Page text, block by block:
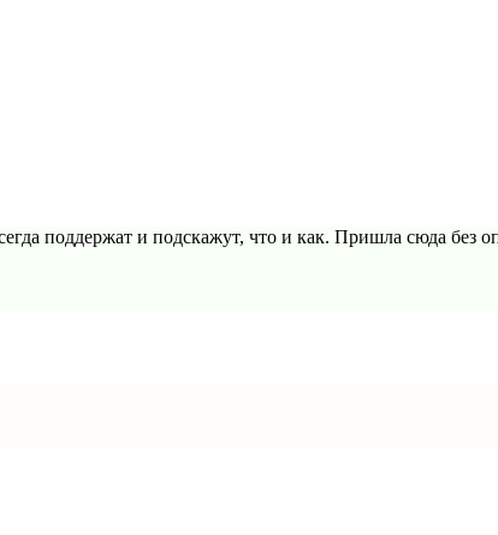
поддержат и подскажут, что и как. Пришла сюда без